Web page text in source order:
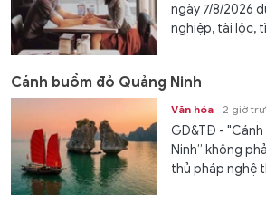
ngày 7/8/2026
nghiệp, tài lộc,
Cánh buồm đỏ Quảng Ninh
Văn hóa 2 giờ
GD&TĐ -
Ninh” không
thủ pháp nghệ